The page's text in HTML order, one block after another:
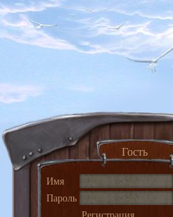
Гость
Имя
Пароль